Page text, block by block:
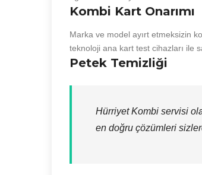
Kombi Kart Onarımı
Marka ve model ayırt etmeksizin
teknoloji ana kart test cihazları ile
Petek Temizliği
Hürriyet Kombi servisi
en doğru çözümleri